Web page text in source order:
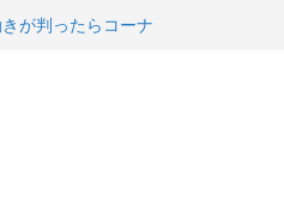
クして、スマホ
た